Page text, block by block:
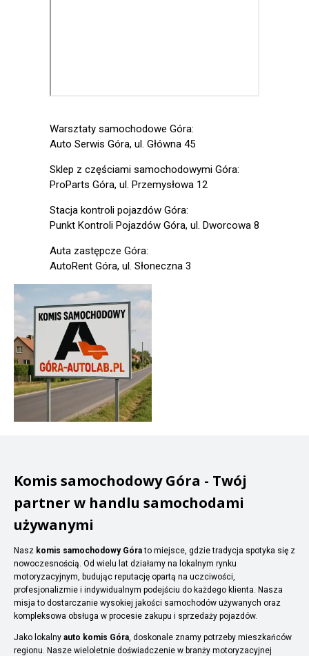
Warsztaty samochodowe Góra:
Auto Serwis Góra, ul. Główna 45
Sklep z częściami samochodowymi Góra:
ProParts Góra, ul. Przemysłowa 12
Stacja kontroli pojazdów Góra:
Punkt Kontroli Pojazdów Góra, ul. Dworcowa 8
Auta zastępcze Góra:
AutoRent Góra, ul. Słoneczna 3
Komis samochodowy Góra - Twój
partner w handlu samochodami
używanymi
Nasz komis samochodowy Górato miejsce, gdzie tradycja spotyka się z
nowoczesnością. Od wielu lat działamy na lokalnym rynku
motoryzacyjnym, budując reputację opartą na uczciwości,
profesjonalizmie i indywidualnym podejściu do każdego klienta. Nasza
misja to dostarczanie wysokiej jakości samochodów używanych oraz
kompleksowa obsługa w procesie zakupu i sprzedaży pojazdów.
Jako lokalny auto komis Góra, doskonale znamy potrzeby mieszkańców
regionu. Nasze wieloletnie doświadczenie w branży motoryzacyjnej